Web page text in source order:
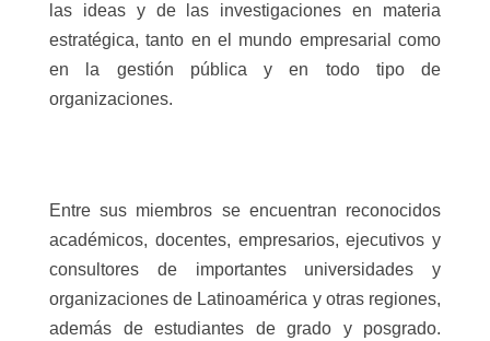
las ideas y de las investigaciones en materia
estratégica, tanto en el mundo empresarial como
en la gestión pública y en todo tipo de
organizaciones.
Entre sus miembros se encuentran reconocidos
académicos, docentes, empresarios, ejecutivos y
consultores de importantes universidades y
organizaciones de Latinoamérica y otras regiones,
además de estudiantes de grado y posgrado.